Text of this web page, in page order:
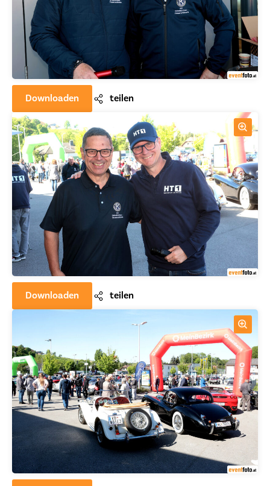
Downloaden teilen
Downloaden teilen